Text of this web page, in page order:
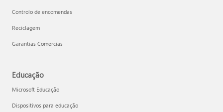
Controlo de encomendas
Reciclagem
Garantias Comercias
Educação
Microsoft Educação
Dispositivos para educação